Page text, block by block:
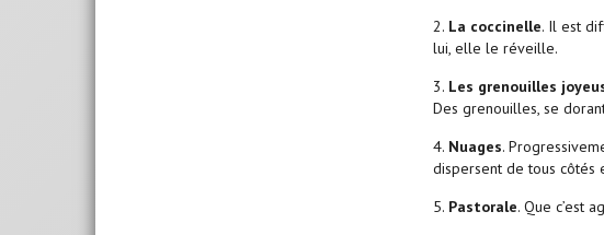
2. La coccinelle. Il est
lui, elle le réveille.
3. Les grenouilles
Des grenouilles, se
4. Nuages.
dispersent de tous côtés
5. Pastorale. Que c’est